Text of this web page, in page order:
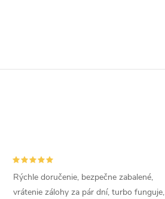
Rýchle doručenie, bezpečne zabalené,
vrátenie zálohy za pár dní, turbo funguje,